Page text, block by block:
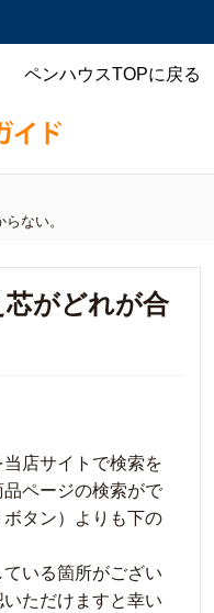
ペンハウスTOPに戻る
ない。
がどれが合
店サイトで検索を
ページの検索がで
タン）よりも下の
ている箇所がござい
ただけますと幸い